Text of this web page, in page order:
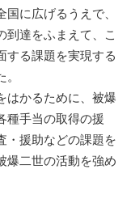
に広げるうえで、
到達をふまえて、こ
する課題を実現する
はかるために、被爆
種手当の取得の援
・援助などの課題を
爆二世の活動を強め